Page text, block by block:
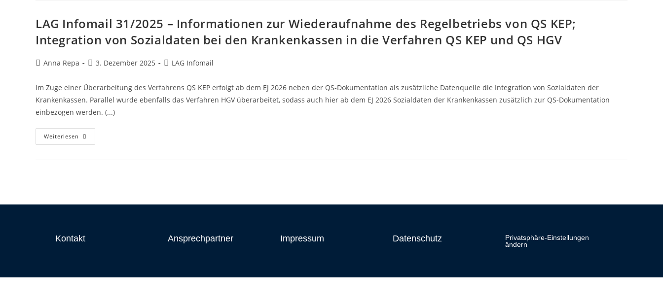
LAG Infomail 31/2025 – Informationen zur Wiederaufnahme des Regelbetriebs von QS KEP;
Integration von Sozialdaten bei den Krankenkassen in die Verfahren QS KEP und QS HGV
Anna Repa 3. Dezember 2025 LAG Infomail
Im Zuge einer Überarbeitung des Verfahrens QS KEP erfolgt ab dem EJ 2026 neben der QS-Dokumentation als zusätzliche Datenquelle die Integration von Sozialdaten der
Krankenkassen. Parallel wurde ebenfalls das Verfahren HGV überarbeitet, sodass auch hier ab dem EJ 2026 Sozialdaten der Krankenkassen zusätzlich zur QS-Dokumentation
einbezogen werden. (...)
Weiterlesen
Kontakt Ansprechpartner Impressum Datenschutz
Privatsphäre-Einstellungen
ändern